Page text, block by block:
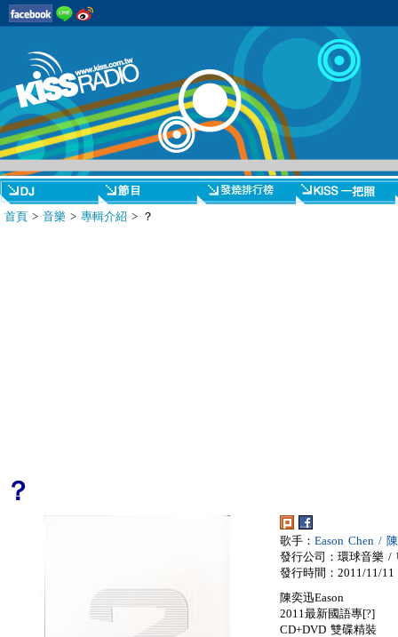
首頁 > 音樂 > 專輯介紹 > ？
？
歌手： Eason Chen /
發行公司：環球音樂 /
發行時間：2011/11/11
陳奕迅Eason
2011最新國語專[?]
CD+DVD 雙碟精裝